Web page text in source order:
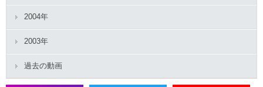
2004年
2003年
過去の動画